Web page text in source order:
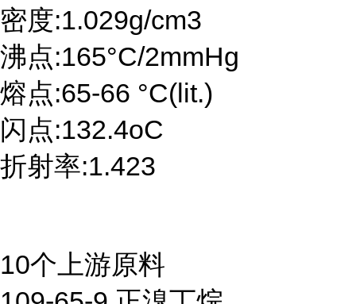
密度:1.029g/cm3
沸点:165°C/2mmHg
熔点:65-66 °C(lit.)
闪点:132.4oC
折射率:1.423
10个上游原料